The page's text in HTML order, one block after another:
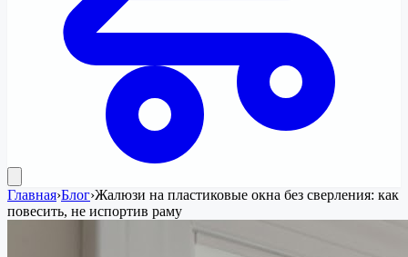
Главная›Блог›Жалюзи на пластиковые окна без сверления: как
повесить, не испортив раму